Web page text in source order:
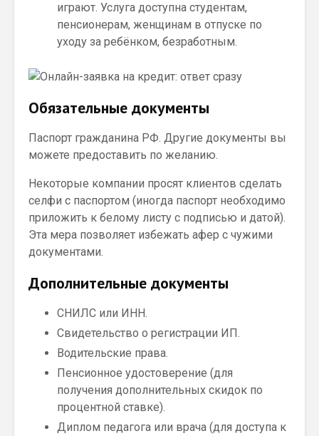
играют. Услуга доступна студентам,
пенсионерам, женщинам в отпуске по
уходу за ребёнком, безработным.
Обязательные документы
Паспорт гражданина РФ. Другие документы вы
можете предоставить по желанию.
Некоторые компании просят клиентов сделать
селфи с паспортом (иногда паспорт необходимо
приложить к белому листу с подписью и датой).
Эта мера позволяет избежать афер с чужими
документами.
Дополнительные документы
СНИЛС или ИНН.
Свидетельство о регистрации ИП.
Водительские права.
Пенсионное удостоверение (для
получения дополнительных скидок по
процентной ставке).
Диплом педагога или врача (для доступа к